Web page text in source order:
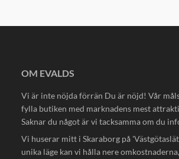
OM EVALDS
Vi är inte nöjda förrän Du är nöjd! Vår
fylla butiken med marknadens mest
Saknar du något är vi tacksamma om du
Vi huserar mitt i Skaraborg på
unika läge kan vi hålla nere